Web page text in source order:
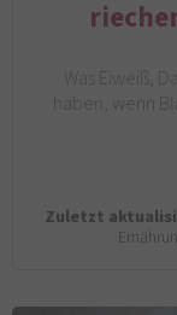
Was Eiweiß,
haben, wenn
Zuletzt